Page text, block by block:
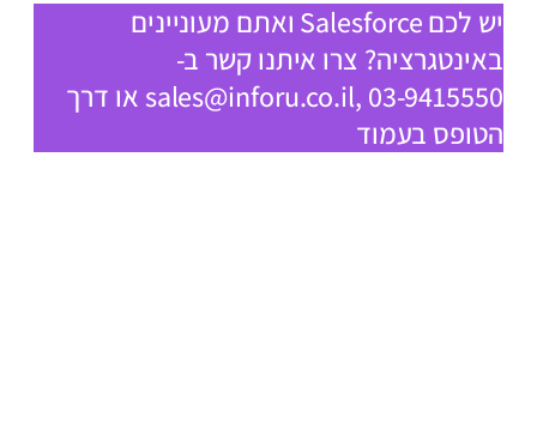
יש לכם Salesforce ואתם מעוניינים
באינטגרציה? צרו איתנו קשר ב-
sales@inforu.co.il , 03-9415550 או דרך
הטופס בעמוד